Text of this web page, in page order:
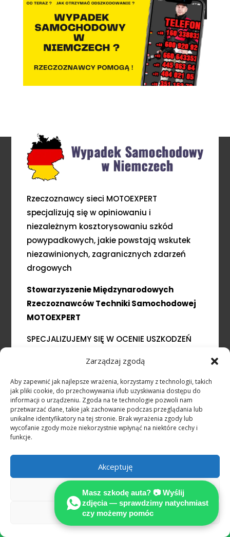
Zarządzaj zgodą
Aby zapewnić jak najlepsze wrażenia, korzystamy z technologii, takich
jak pliki cookie, do przechowywania i/lub uzyskiwania dostępu do
informacji o urządzeniu. Zgoda na te technologie pozwoli nam
przetwarzać dane, takie jak zachowanie podczas przeglądania lub
unikalne identyfikatory na tej stronie. Brak wyrażenia zgody lub
wycofanie zgody może niekorzystnie wpłynąć na niektóre cechy i
funkcje.
Akceptuję
Odmów
Zobacz preferencje
Rzeczoznawcy sieci MOTOEXPERT
specjalizują się w opiniowaniu i
niezależnym kosztorysowaniu szkód
powypadkowych, jakie powstają wskutek
niezawinionych, zagranicznych zdarzeń
drogowych
Stowarzyszenie Międzynarodowych
Rzeczoznawców Techniki Samochodowej
MOTOEXPERT
SPECJALIZUJEMY SIĘ W OCENIE USZKODZEŃ
Wykonujemy precyzyjnie kalkulacje kosztów
naprawy na podstawie prawa
niemieckiego.
NASZA WIEDZA TO TWOJ SUKCES

Masz szkodę auta? 📷 Wyślij
zdjęcia — sprawdzimy natychmiast
czy możemy pomóc